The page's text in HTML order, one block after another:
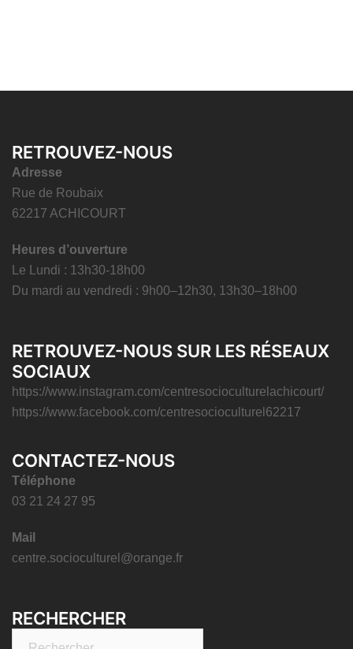
RETROUVEZ-NOUS
Adresse
Rue de Roubaix
62217 ACHICOURT
Heures d’ouverture
Le Lundi : 13h30-18h00
Du mardi au vendredi : 9h00–12h30, 13h30–18h00
RETROUVEZ-NOUS SUR LES RÉSEAUX
SOCIAUX
https://www.instagram.com/centresocioculturelachicourt/
https://www.facebook.com/centresocioculturel62217
CONTACTEZ-NOUS
Téléphone
03 21 24 27 95
Mail
centre.socioculturel@orange.fr
RECHERCHER